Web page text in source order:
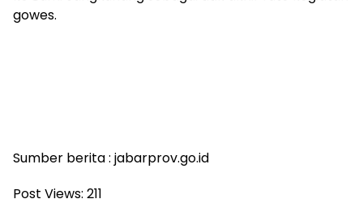
gowes.
Sumber berita : jabarprov.go.id
Post Views: 211